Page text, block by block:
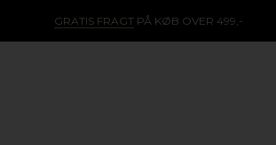
GRATIS FRAGTPÅ KØB OVER 499,-